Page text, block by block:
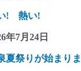
! 熱い!
年7月24日
夏祭りが始まりま